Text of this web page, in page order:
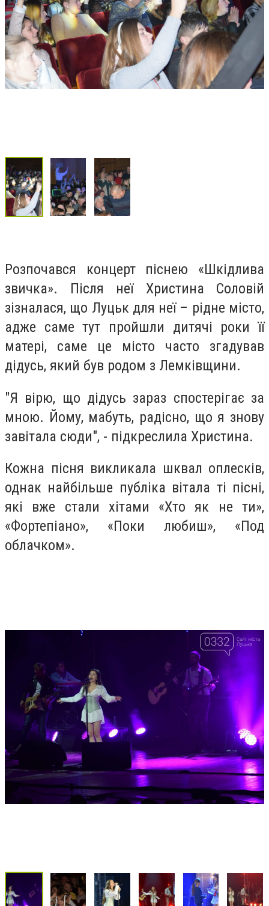
Розпочався концерт піснею «Шкідлива
звичка». Після неї Христина Соловій
зізналася, що Луцьк для неї – рідне місто,
адже саме тут пройшли дитячі роки її
матері, саме це місто часто згадував
дідусь, який був родом з Лемківщини.
"Я вірю, що дідусь зараз спостерігає за
мною. Йому, мабуть, радісно, що я знову
завітала сюди", - підкреслила Христина.
Кожна пісня викликала шквал оплесків,
однак найбільше публіка вітала ті пісні,
які вже стали хітами «Хто як не ти»,
«Фортепіано», «Поки любиш», «Под
облачком».